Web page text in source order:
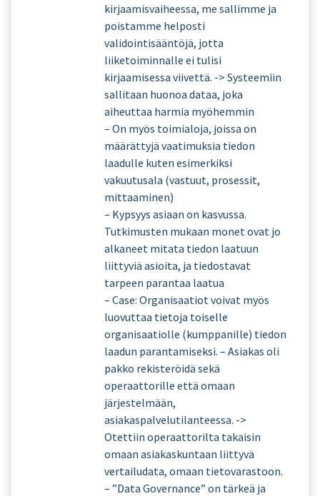
kirjaamisvaiheessa, me sallimme ja
poistamme helposti
validointisääntöjä, jotta
liiketoiminnalle ei tulisi
kirjaamisessa viivettä. -> Systeemiin
sallitaan huonoa dataa, joka
aiheuttaa harmia myöhemmin
– On myös toimialoja, joissa on
määrättyjä vaatimuksia tiedon
laadulle kuten esimerkiksi
vakuutusala (vastuut, prosessit,
mittaaminen)
– Kypsyys asiaan on kasvussa.
Tutkimusten mukaan monet ovat jo
alkaneet mitata tiedon laatuun
liittyviä asioita, ja tiedostavat
tarpeen parantaa laatua
– Case: Organisaatiot voivat myös
luovuttaa tietoja toiselle
organisaatiolle (kumppanille) tiedon
laadun parantamiseksi. – Asiakas oli
pakko rekisteröidä sekä
operaattorille että omaan
järjestelmään,
asiakaspalvelutilanteessa. ->
Otettiin operaattorilta takaisin
omaan asiakaskuntaan liittyvä
vertailudata, omaan tietovarastoon.
– ”Data Governance” on tärkeä ja